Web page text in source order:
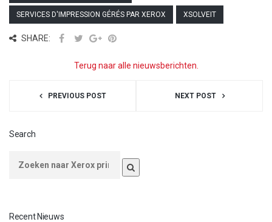
SERVICES D'IMPRESSION GÉRÉS PAR XEROX XSOLVEIT
SHARE:
Terug naar alle nieuwsberichten.
PREVIOUS POST NEXT POST
Search
Recent Nieuws